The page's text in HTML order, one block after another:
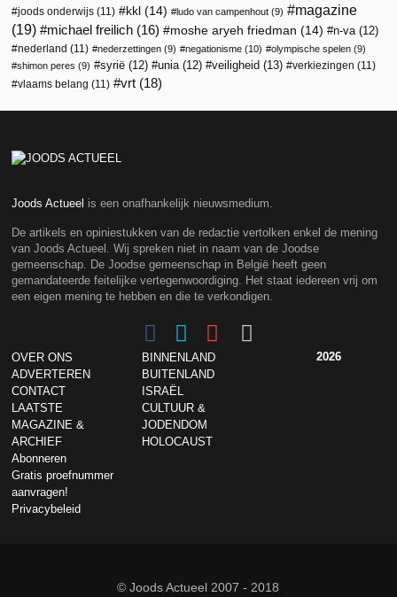
joods onderwijs (11) kkl (14) ludo van campenhout (9)
magazine
(19)
michael freilich (16) moshe aryeh friedman (14) n-va (12)
nederland (11) nederzettingen (9) negationisme (10) olympische spelen (9)
shimon peres (9) syrië (12) unia (12) veiligheid (13) verkiezingen (11)
vlaams belang (11) vrt (18)
Joods Actueel is een onafhankelijk nieuwsmedium.
De artikels en opiniestukken van de redactie vertolken enkel de mening
van Joods Actueel. Wij spreken niet in naam van de Joodse
gemeenschap. De Joodse gemeenschap in België heeft geen
gemandateerde feitelijke vertegenwoordiging. Het staat iedereen vrij om
een eigen mening te hebben en die te verkondigen.
OVER ONS
ADVERTEREN
CONTACT
LAATSTE
MAGAZINE &
ARCHIEF
Abonneren
Gratis proefnummer
aanvragen!
Privacybeleid
BINNENLAND
BUITENLAND
ISRAËL
CULTUUR &
JODENDOM
HOLOCAUST
2026
© Joods Actueel 2007 - 2018